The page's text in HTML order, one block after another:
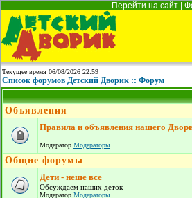
Перейти на сайт
Текущее время 06/08/2026 22:59
Список форумов Детский Дворик :: Форум
Объявления
Правила и объявления нашего
Модератор Модераторы
Общие форумы
Дети - неше все
Обсуждаем наших деток
Модератор Модераторы